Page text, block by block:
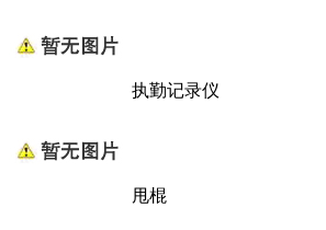
执勤记录仪
甩棍